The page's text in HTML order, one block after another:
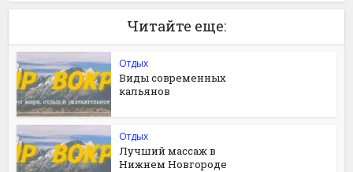
Читайте еще:
Отдых
Виды современных
кальянов
Отдых
Лучший массаж в
Нижнем Новгороде